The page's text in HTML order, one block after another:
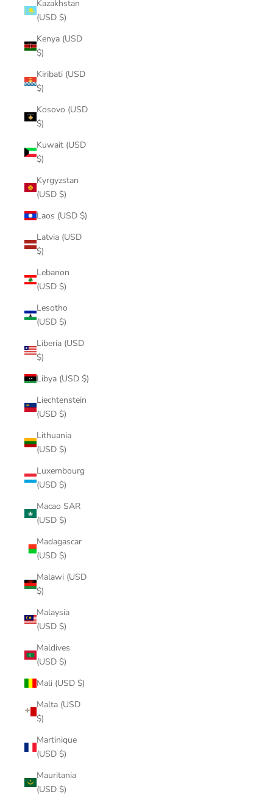
Kazakhstan
(USD $)
Kenya (USD
$)
Kiribati (USD
$)
Kosovo (USD
$)
Kuwait (USD
$)
Kyrgyzstan
(USD $)
Laos (USD $)
Latvia (USD
$)
Lebanon
(USD $)
Lesotho
(USD $)
Liberia (USD
$)
Libya (USD $)
Liechtenstein
(USD $)
Lithuania
(USD $)
Luxembourg
(USD $)
Macao SAR
(USD $)
Madagascar
(USD $)
Malawi (USD
$)
Malaysia
(USD $)
Maldives
(USD $)
Mali (USD $)
Malta (USD
$)
Martinique
(USD $)
Mauritania
(USD $)